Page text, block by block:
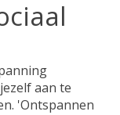
aan te
'Ontspannen